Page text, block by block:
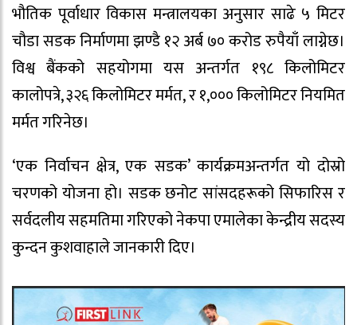
भौतिक पूर्वाधार विकास मन्त्रालयका अनुसार साढे ५ मिटर
चौडा सडक निर्माणमा झण्डै १२ अर्ब ७० करोड रुपैयाँ लाग्नेछ।
विश्व बैंकको सहयोगमा यस अन्तर्गत १९८ किलोमिटर
कालोपत्रे, ३२६ किलोमिटर मर्मत, र १,००० किलोमिटर नियमित
मर्मत गरिनेछ।
‘एक निर्वाचन क्षेत्र, एक सडक’ कार्यक्रमअन्तर्गत यो दोस्रो
चरणको योजना हो। सडक छनोट सांसदहरूको सिफारिस र
सर्वदलीय सहमतिमा गरिएको नेकपा एमालेका केन्द्रीय सदस्य
कुन्दन कुशवाहाले जानकारी दिए।